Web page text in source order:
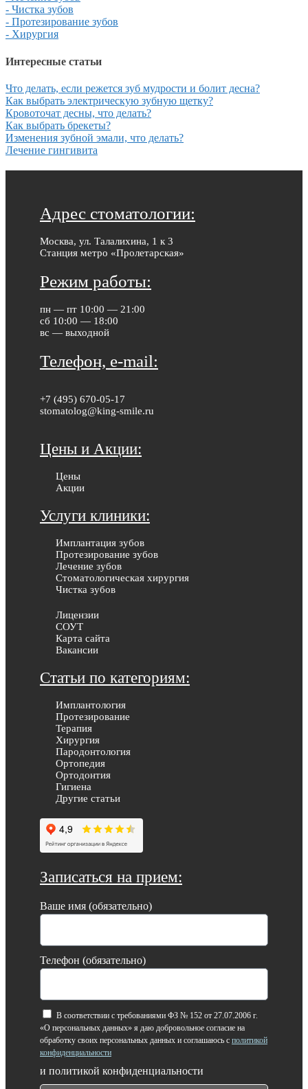
- Чистка зубов
- Протезирование зубов
- Хирургия
Интересные статьи
Что делать, если режется зуб мудрости и болит десна?
Как выбрать электрическую зубную щетку?
Кровоточат десны, что делать?
Как выбрать брекеты?
Изменения зубной эмали, что делать?
Лечение гингивита
Адрес стоматологии:
Москва, ул. Талалихина, 1 к 3
Станция метро «Пролетарская»
Режим работы:
пн — пт 10:00 — 21:00
сб 10:00 — 18:00
вс — выходной
Телефон, e-mail:
+7 (495) 670-05-17
stomatolog@king-smile.ru
Цены и Акции:
Цены
Акции
Услуги клиники:
Имплантация зубов
Протезирование зубов
Лечение зубов
Стоматологическая хирургия
Чистка зубов
Лицензии
СОУТ
Карта сайта
Вакансии
Статьи по категориям:
Имплантология
Протезирование
Терапия
Хирургия
Пародонтология
Ортопедия
Ортодонтия
Гигиена
Другие статьи
Записаться на прием:
Ваше имя (обязательно)
Телефон (обязательно)
В соответствии с требованиями ФЗ № 152 от 27.07.2006 г.
«О персональных данных» я даю добровольное согласие на
обработку своих персональных данных и соглашаюсь с политикой
конфиденциальности
и политикой конфиденциальности